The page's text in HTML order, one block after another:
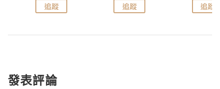
追蹤 追蹤 追蹤
發表評論